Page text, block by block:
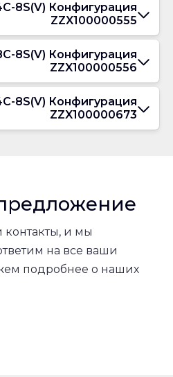
8S(V) Конфигурация
ZZX100000555
8S(V) Конфигурация
ZZX100000556
8S(V) Конфигурация
ZZX100000673
контакты, и мы
на все ваши
подробнее о наших